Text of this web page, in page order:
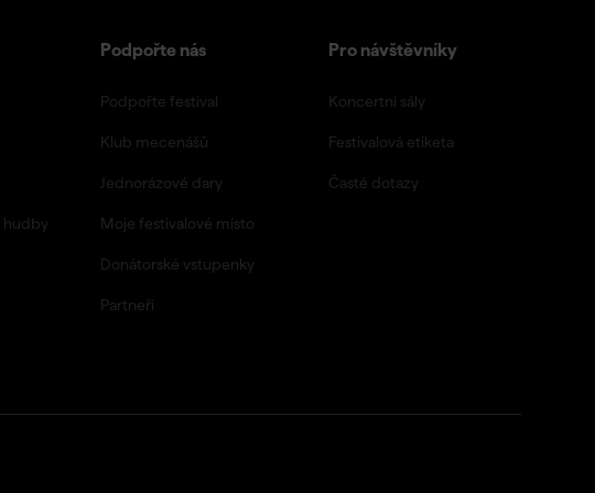
hudby
Podpořte nás
Podpořte festival
Klub mecenášů
Jednorázové dary
Moje festivalové místo
Donátorské vstupenky
Partneři
Pro návštěvníky
Koncertní sály
Festivalová etiketa
Časté dotazy